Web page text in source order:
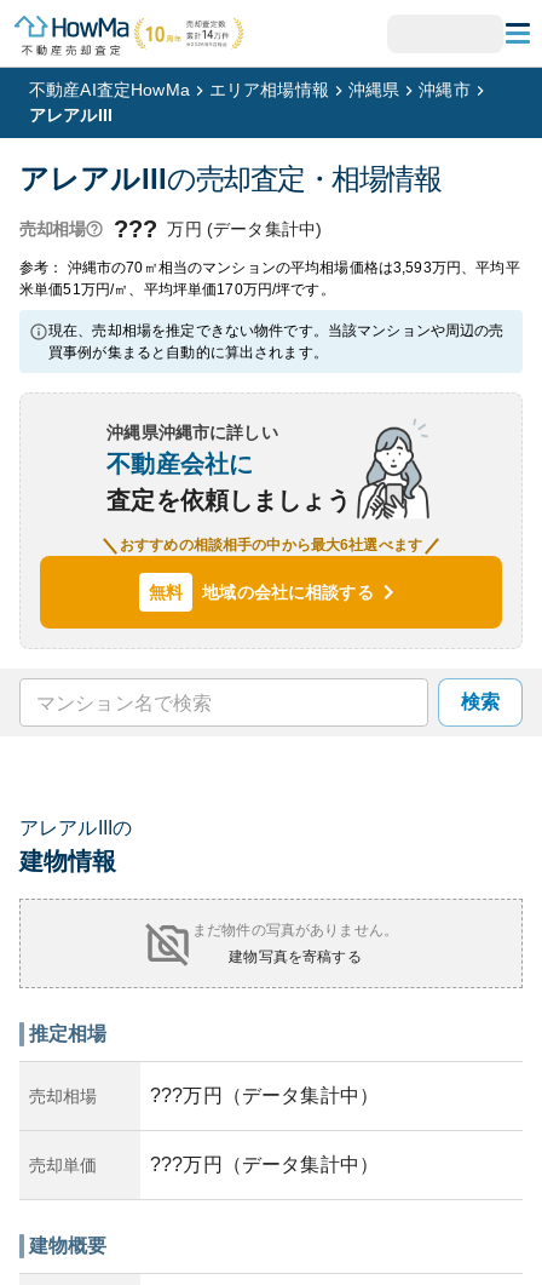
不動産AI査定HowMa エリア相場情報 沖縄県
沖縄市
アレアルIII
アレアルIIIの売却査定・相場情報
売却相場 ??? 万円 (データ集計中)
参考： 沖縄市の70㎡相当のマンションの平均相場価格は3,593万円、平均平
米単価51万円/㎡、平均坪単価170万円/坪です。
現在、売却相場を推定できない物件です。当該マンションや周辺の売
買事例が集まると自動的に算出されます。
沖縄県沖縄市に詳しい
不動産会社に
査定を依頼しましょう
おすすめの相談相手の中から最大6社選べます
無料 地域の会社に相談する
検索
アレアルIIIの
建物情報
まだ物件の写真がありません。
建物写真を寄稿する
推定相場
売却相場 ???万円（データ集計中）
売却単価 ???万円（データ集計中）
建物概要